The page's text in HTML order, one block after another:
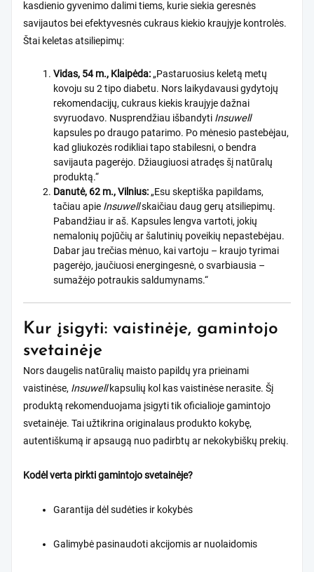
kasdienio gyvenimo dalimi tiems, kurie siekia geresnės
savijautos bei efektyvesnės cukraus kiekio kraujyje kontrolės.
Štai keletas atsiliepimų:
Vidas, 54 m., Klaipėda:„Pastaruosius keletą metų
kovoju su 2 tipo diabetu. Nors laikydavausi gydytojų
rekomendacijų, cukraus kiekis kraujyje dažnai
svyruodavo. Nusprendžiau išbandyti Insuwell
kapsules po draugo patarimo. Po mėnesio pastebėjau,
kad gliukozės rodikliai tapo stabilesni, o bendra
savijauta pagerėjo. Džiaugiuosi atradęs šį natūralų
produktą.“
Danutė, 62 m., Vilnius:„Esu skeptiška papildams,
tačiau apie Insuwellskaičiau daug gerų atsiliepimų.
Pabandžiau ir aš. Kapsules lengva vartoti, jokių
nemalonių pojūčių ar šalutinių poveikių nepastebėjau.
Dabar jau trečias mėnuo, kai vartoju – kraujo tyrimai
pagerėjo, jaučiuosi energingesnė, o svarbiausia –
sumažėjo potraukis saldumynams.“
Kur įsigyti: vaistinėje, gamintojo
svetainėje
Nors daugelis natūralių maisto papildų yra prieinami
vaistinėse, Insuwellkapsulių kol kas vaistinėse nerasite. Šį
produktą rekomenduojama įsigyti tik oficialioje gamintojo
svetainėje. Tai užtikrina originalaus produkto kokybę,
autentiškumą ir apsaugą nuo padirbtų ar nekokybiškų prekių.
Kodėl verta pirkti gamintojo svetainėje?
Garantija dėl sudėties ir kokybės
Galimybė pasinaudoti akcijomis ar nuolaidomis